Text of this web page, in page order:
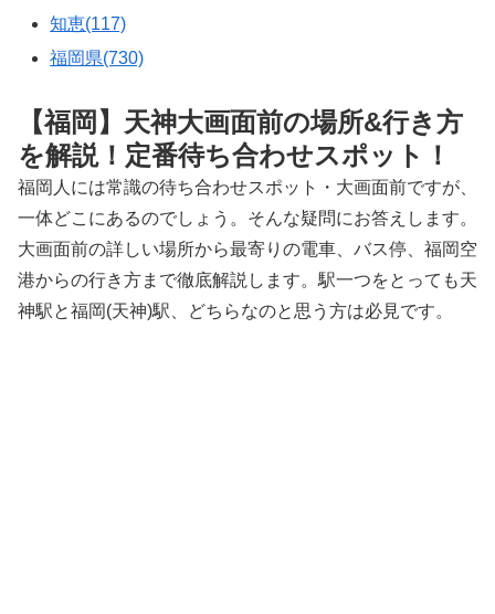
知恵(117)
福岡県(730)
【福岡】天神大画面前の場所&行き方
を解説！定番待ち合わせスポット！
福岡人には常識の待ち合わせスポット・大画面前ですが、
一体どこにあるのでしょう。そんな疑問にお答えします。
大画面前の詳しい場所から最寄りの電車、バス停、福岡空
港からの行き方まで徹底解説します。駅一つをとっても天
神駅と福岡(天神)駅、どちらなのと思う方は必見です。